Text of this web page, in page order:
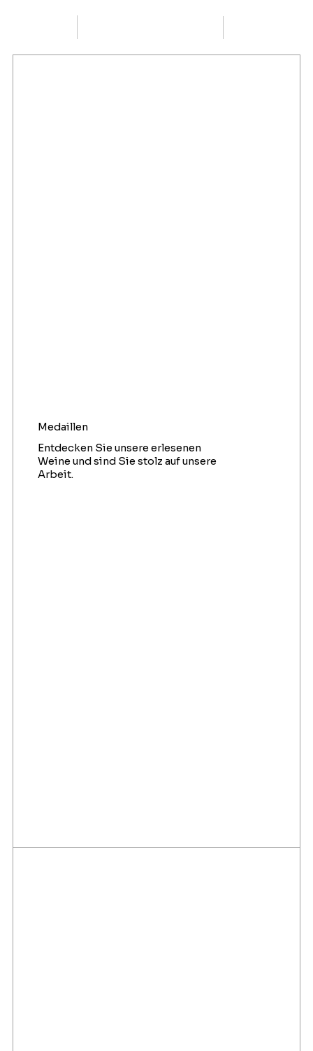
Medaillen
Entdecken Sie unsere erlesenen
Weine und sind Sie stolz auf unsere
Arbeit.